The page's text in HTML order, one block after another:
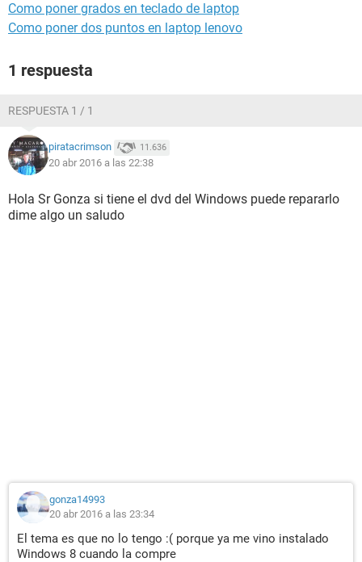
Como poner grados en teclado de laptop
Como poner dos puntos en laptop lenovo
1 respuesta
RESPUESTA 1 / 1
piratacrimson 11.636
20 abr 2016 a las 22:38
Hola Sr Gonza si tiene el dvd del Windows puede repararlo
dime algo un saludo
gonza14993
20 abr 2016 a las 23:34
El tema es que no lo tengo :( porque ya me vino instalado
Windows 8 cuando la compre